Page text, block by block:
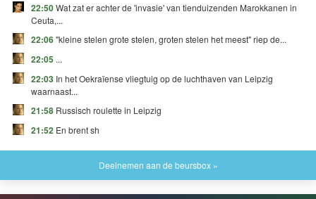
22:50Wat zat er achter de 'invasie' van tienduizenden Marokkanen in
Ceuta,...
22:06"kleine stelen grote stelen, groten stelen het meest" riep de...
22:05 ...
22:03 In het Oekraïense vliegtuig op de luchthaven van Leipzig
waarnaast...
21:58 Russisch roulette in Leipzig
21:52 En brent sh
Deelnemen aan de beursbox »